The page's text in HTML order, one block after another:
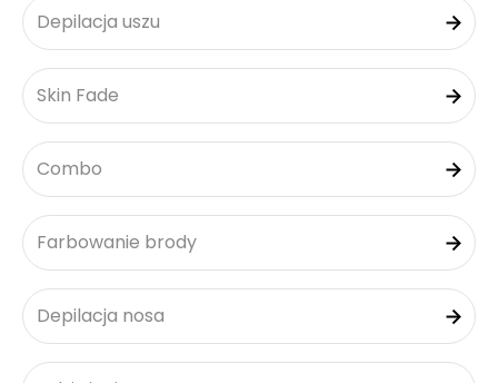
Depilacja uszu
Skin Fade
Combo
Farbowanie brody
Depilacja nosa